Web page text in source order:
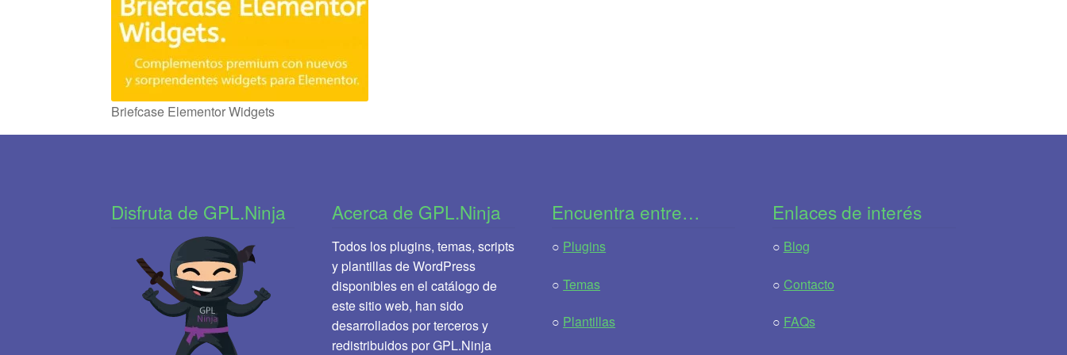
Briefcase Elementor Widgets
Disfruta de GPL.Ninja Acerca de GPL.Ninja
Todos los plugins, temas, scripts
y plantillas de WordPress
disponibles en el catálogo de
este sitio web, han sido
desarrollados por terceros y
redistribuidos por GPL.Ninja
Encuentra entre…
○ Plugins
○Temas
○ Plantillas
Enlaces de interés
○ Blog
○ Contacto
○ FAQs